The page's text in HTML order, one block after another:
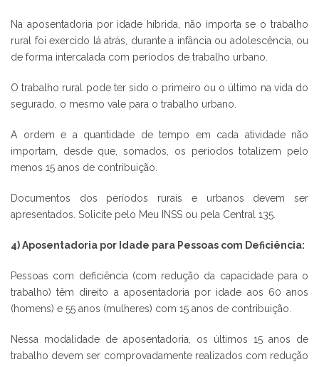
Na aposentadoria por idade híbrida, não importa se o trabalho
rural foi exercido lá atrás, durante a infância ou adolescência, ou
de forma intercalada com períodos de trabalho urbano.
O trabalho rural pode ter sido o primeiro ou o último na vida do
segurado, o mesmo vale para o trabalho urbano.
A ordem e a quantidade de tempo em cada atividade não
importam, desde que, somados, os períodos totalizem pelo
menos 15 anos de contribuição.
Documentos dos períodos rurais e urbanos devem ser
apresentados. Solicite pelo Meu INSS ou pela Central 135.
4) Aposentadoria por Idade para Pessoas com Deficiência:
Pessoas com deficiência (com redução da capacidade para o
trabalho) têm direito a aposentadoria por idade aos 60 anos
(homens) e 55 anos (mulheres) com 15 anos de contribuição.
Nessa modalidade de aposentadoria, os últimos 15 anos de
trabalho devem ser comprovadamente realizados com redução